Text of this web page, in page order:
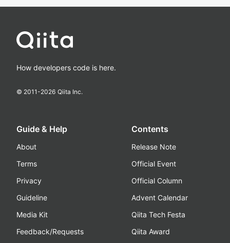
How developers code is here.
© 2011-2026 Qiita Inc.
Guide & Help
About
Terms
Privacy
Guideline
Media Kit
Feedback/Requests
Contents
Release Note
Official Event
Official Column
Advent Calendar
Qiita Tech Festa
Qiita Award